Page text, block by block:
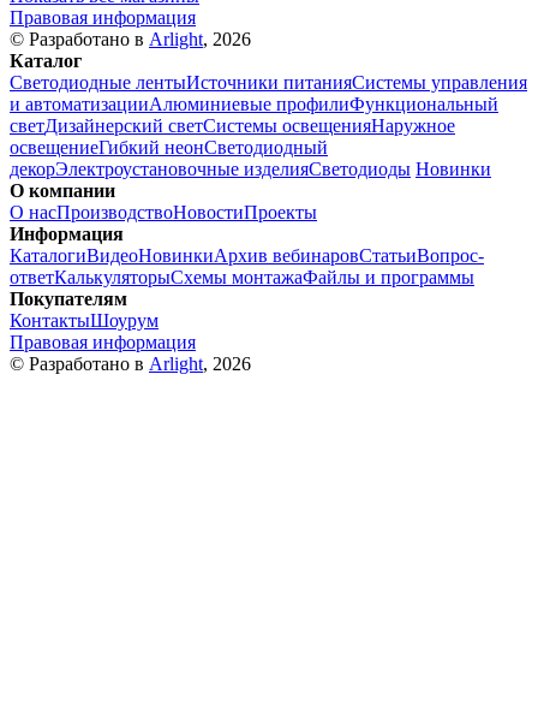
Правовая информация
© Разработано в Arlight, 2026
Каталог
Светодиодные лентыИсточники питанияСистемы управления
и автоматизацииАлюминиевые профилиФункциональный
светДизайнерский светСистемы освещенияНаружное
освещениеГибкий неонСветодиодный
декорЭлектроустановочные изделияСветодиоды Новинки
О компании
О насПроизводствоНовостиПроекты
Информация
КаталогиВидеоНовинкиАрхив вебинаровСтатьиВопрос-
ответКалькуляторыСхемы монтажаФайлы и программы
Покупателям
КонтактыШоурум
Правовая информация
© Разработано в Arlight, 2026